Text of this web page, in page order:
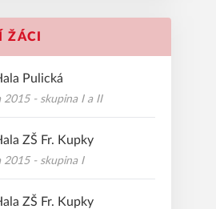
ŽÁCI
Pulická
- skupina I a II
ZŠ Fr. Kupky
2015 - skupina I
ZŠ Fr. Kupky